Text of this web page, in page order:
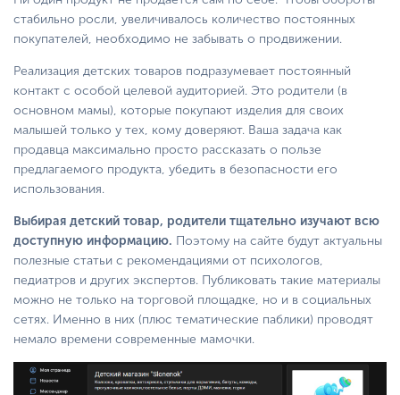
стабильно росли, увеличивалось количество постоянных
покупателей, необходимо не забывать о продвижении.
Реализация детских товаров подразумевает постоянный
контакт с особой целевой аудиторией. Это родители (в
основном мамы), которые покупают изделия для своих
малышей только у тех, кому доверяют. Ваша задача как
продавца максимально просто рассказать о пользе
предлагаемого продукта, убедить в безопасности его
использования.
Выбирая детский товар, родители тщательно изучают всю
доступную информацию. Поэтому на сайте будут актуальны
полезные статьи с рекомендациями от психологов,
педиатров и других экспертов. Публиковать такие материалы
можно не только на торговой площадке, но и в социальных
сетях. Именно в них (плюс тематические паблики) проводят
немало времени современные мамочки.